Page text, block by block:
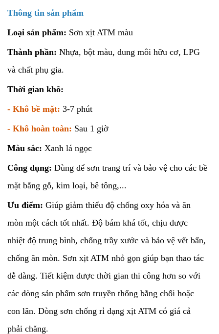
Thông tin sản phẩm
Loại sản phẩm: Sơn xịt ATM màu
Thành phần: Nhựa, bột màu, dung môi hữu cơ, LPG
và chất phụ gia.
Thời gian khô:
- Khô bề mặt: 3-7 phút
- Khô hoàn toàn: Sau 1 giờ
Màu sắc: Xanh lá ngọc
Công dụng: Dùng để sơn trang trí và bảo vệ cho các bề
mặt bằng gỗ, kim loại, bê tông,...
Ưu điểm: Giúp giảm thiểu độ chống oxy hóa và ăn
mòn một cách tốt nhất. Độ bám khá tốt, chịu được
nhiệt độ trung bình, chống trầy xước và bảo vệ vết bẩn,
chống ăn mòn. Sơn xịt ATM nhỏ gọn giúp bạn thao tác
dễ dàng. Tiết kiệm được thời gian thi công hơn so với
các dòng sản phẩm sơn truyền thống bằng chổi hoặc
con lăn. Dòng sơn chống rỉ dạng xịt ATM có giá cả
phải chăng.